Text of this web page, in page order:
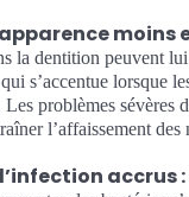
moins
la dentition peuvent
s’accentue lorsque
problèmes sévères
l’affaissement des
accrus :